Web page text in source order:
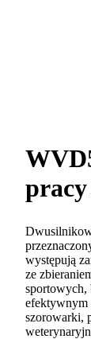
występują
ze
sportowych,
efektywnym
szorowarki,